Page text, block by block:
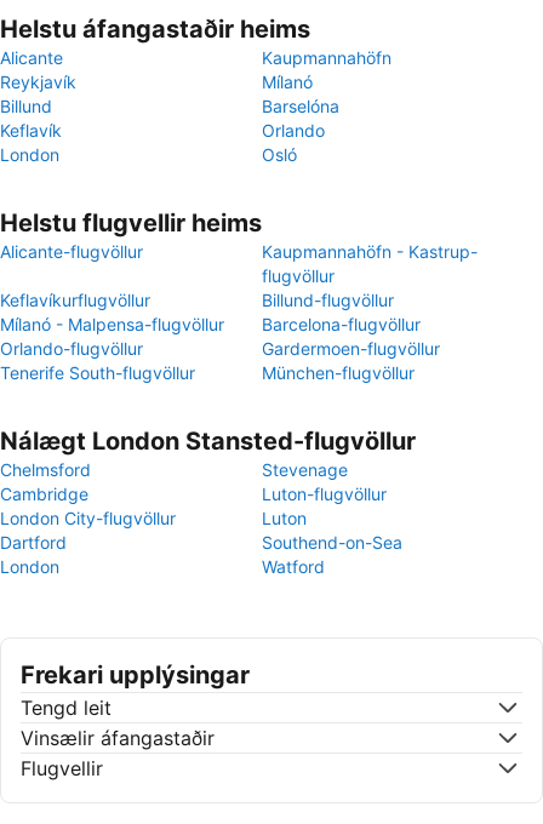
Helstu áfangastaðir heims
Alicante
Kaupmannahöfn
Reykjavík
Mílanó
Billund
Barselóna
Keflavík
Orlando
London
Osló
Helstu flugvellir heims
Alicante-flugvöllur
Kaupmannahöfn - Kastrup-
flugvöllur
Keflavíkurflugvöllur
Billund-flugvöllur
Mílanó - Malpensa-flugvöllur
Barcelona-flugvöllur
Orlando-flugvöllur
Gardermoen-flugvöllur
Tenerife South-flugvöllur
München-flugvöllur
Nálægt London Stansted-flugvöllur
Chelmsford
Stevenage
Cambridge
Luton-flugvöllur
London City-flugvöllur
Luton
Dartford
Southend-on-Sea
London
Watford
Frekari upplýsingar
Tengd leit
Vinsælir áfangastaðir
Flugvellir